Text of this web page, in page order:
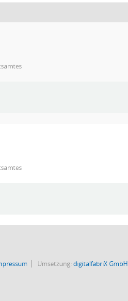
Umsetzung:digitalfabriX GmbH